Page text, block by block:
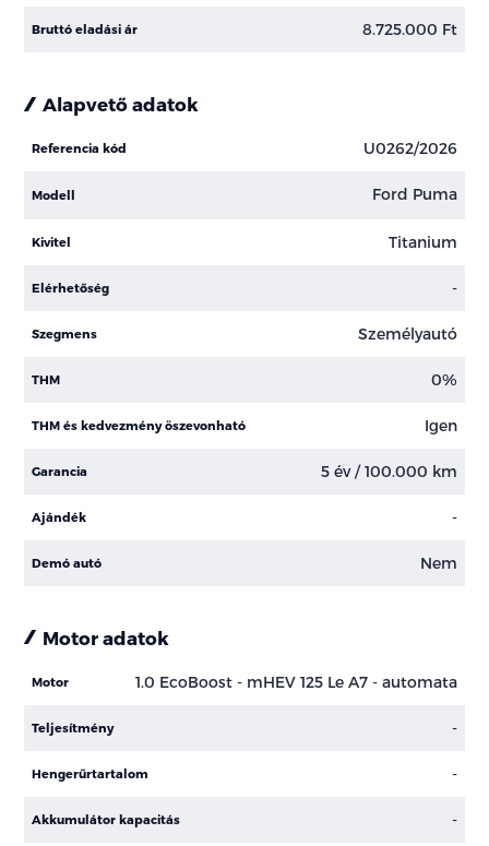
Bruttó eladási ár 8.725.000 Ft
Alapvető adatok
Referencia kód U0262/2026
Modell Ford Puma
Kivitel Titanium
Elérhetőség -
Szegmens Személyautó
THM 0%
THM és kedvezmény öszevonható Igen
Garancia 5 év / 100.000 km
Ajándék -
Demó autó Nem
Motor adatok
Motor 1.0 EcoBoost - mHEV 125 Le A7 - automata
Teljesítmény -
Hengerűrtartalom -
Akkumulátor kapacitás -